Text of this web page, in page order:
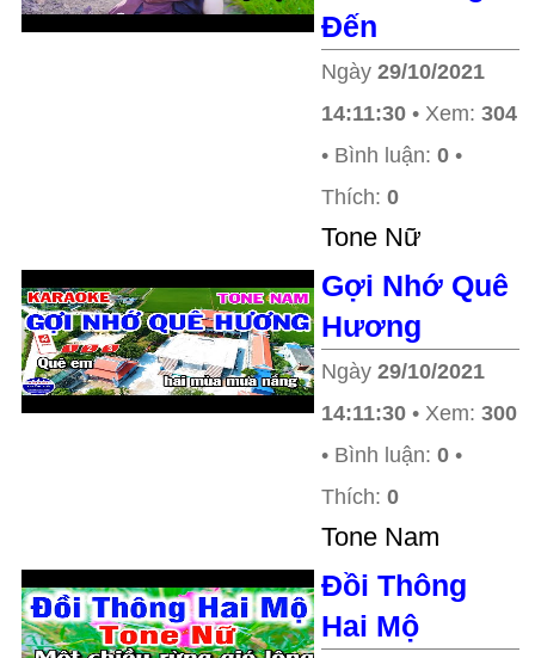
Đến
Ngày 29/10/2021
14:11:30 • Xem: 304
• Bình luận: 0 •
Thích: 0
Tone Nữ
Gợi Nhớ Quê
Hương
Ngày 29/10/2021
14:11:30 • Xem: 300
• Bình luận: 0 •
Thích: 0
Tone Nam
Đồi Thông
Hai Mộ